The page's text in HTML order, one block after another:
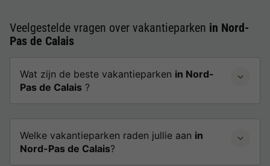
Veelgestelde vragen over vakantieparken in Nord-
Pas de Calais
Wat zijn de beste vakantieparken in Nord-
Pas de Calais ?
Welke vakantieparken raden jullie aan in
Nord-Pas de Calais?